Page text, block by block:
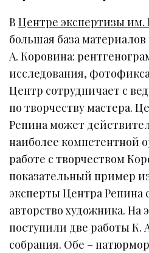
ВЦентре экспертизы им.
большая база
А. Коровина:
исследования,
Центр сотрудничает с
по творчеству мастера.
Репина может
наиболее компетентной
работе с творчеством
показательный пример
эксперты Центра Репина
авторство художника. На
поступили две работы К.
собрания. Обе –